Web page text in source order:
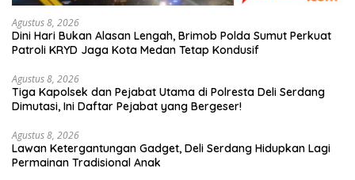
Agustus 8, 2026
Dini Hari Bukan Alasan Lengah, Brimob Polda Sumut Perkuat
Patroli KRYD Jaga Kota Medan Tetap Kondusif
Agustus 8, 2026
Tiga Kapolsek dan Pejabat Utama di Polresta Deli Serdang
Dimutasi, Ini Daftar Pejabat yang Bergeser!
Agustus 8, 2026
Lawan Ketergantungan Gadget, Deli Serdang Hidupkan Lagi
Permainan Tradisional Anak